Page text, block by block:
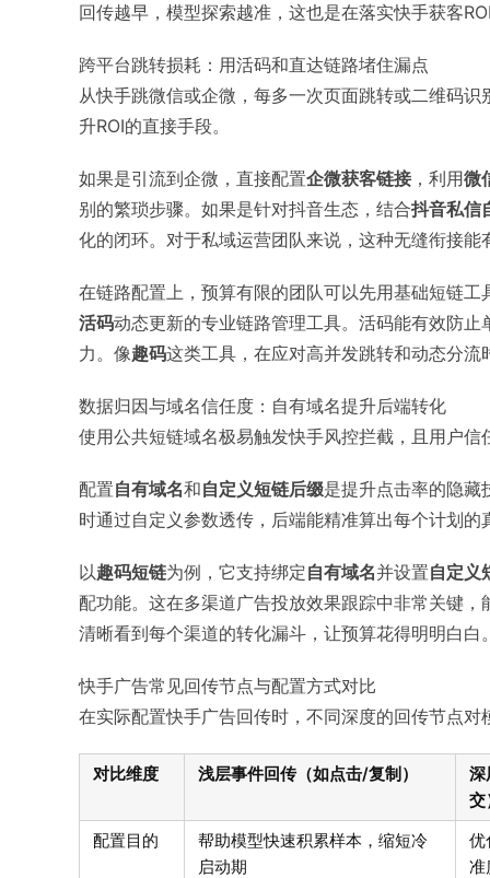
回传越早，模型探索越准，这也是在落实快手获客
跨平台跳转损耗：用活码和直达链路堵住漏点
从快手跳微信或企微，每多一次页面跳转或二维码
升ROI的直接手段。
如果是引流到企微，直接配置企微获客链接，利用微
别的繁琐步骤。如果是针对抖音生态，结合抖音私信
化的闭环。对于私域运营团队来说，这种无缝衔接
在链路配置上，预算有限的团队可以先用基础短链
活码动态更新的专业链路管理工具。活码能有效防
力。像趣码这类工具，在应对高并发跳转和动态分
数据归因与域名信任度：自有域名提升后端转化
使用公共短链域名极易触发快手风控拦截，且用户
配置自有域名和自定义短链后缀是提升点击率的隐藏
时通过自定义参数透传，后端能精准算出每个计划的
以趣码短链为例，它支持绑定自有域名并设置自定义
配功能。这在多渠道广告投放效果跟踪中非常关键
清晰看到每个渠道的转化漏斗，让预算花得明明白白
快手广告常见回传节点与配置方式对比
在实际配置快手广告回传时，不同深度的回传节点对
对比维度 浅层事件回传（如点击/复制）
深
交
配置目的
帮助模型快速积累样本，缩短冷
启动期
优
准